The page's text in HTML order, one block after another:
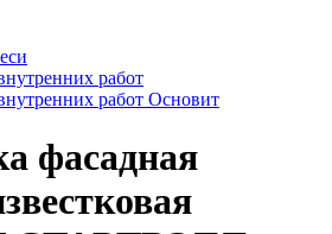
работ
работ Основит
фасадная